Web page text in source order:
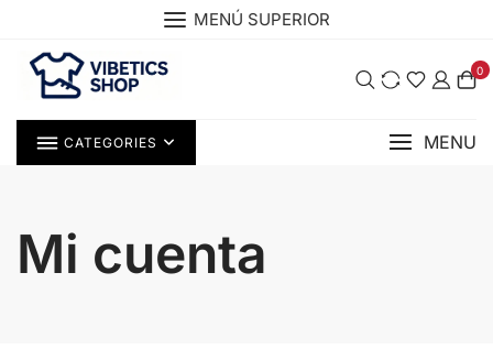
contenido
MENÚ SUPERIOR
0
CATEGORIES MENU
Mi cuenta